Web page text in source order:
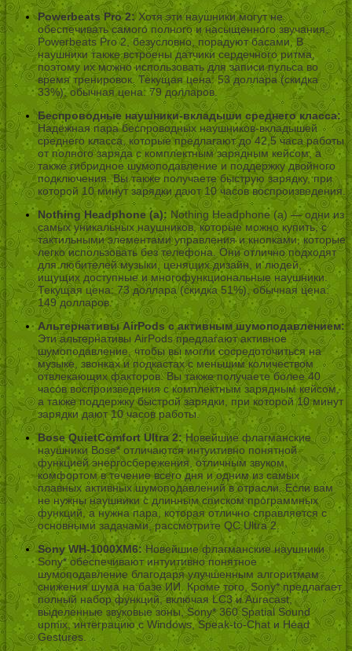
Powerbeats Pro 2: Хотя эти наушники могут не
обеспечивать самого полного и насыщенного звучания,
Powerbeats Pro 2, безусловно, порадуют басами. В
наушники также встроены датчики сердечного ритма,
поэтому их можно использовать для записи пульса во
время тренировок. Текущая цена: 53 доллара (скидка
33%), обычная цена: 79 долларов.
Беспроводные наушники-вкладыши среднего класса:
Надёжная пара беспроводных наушников-вкладышей
среднего класса, которые предлагают до 42,5 часа работы
от полного заряда с комплектным зарядным кейсом, а
также гибридное шумоподавление и поддержку двойного
подключения. Вы также получаете быструю зарядку, при
которой 10 минут зарядки дают 10 часов воспроизведения.
Nothing Headphone (a): Nothing Headphone (a) — одни из
самых уникальных наушников, которые можно купить, с
тактильными элементами управления и кнопками, которые
легко использовать без телефона. Они отлично подходят
для любителей музыки, ценящих дизайн, и людей,
ищущих доступные и многофункциональные наушники.
Текущая цена: 73 доллара (скидка 51%), обычная цена:
149 долларов.
Альтернативы AirPods с активным шумоподавлением:
Эти альтернативы AirPods предлагают активное
шумоподавление, чтобы вы могли сосредоточиться на
музыке, звонках и подкастах с меньшим количеством
отвлекающих факторов. Вы также получаете более 40
часов воспроизведения с комплектным зарядным кейсом,
а также поддержку быстрой зарядки, при которой 10 минут
зарядки дают 10 часов работы.
Bose QuietComfort Ultra 2:Новейшие флагманские
наушники Bose* отличаются интуитивно понятной
функцией энергосбережения, отличным звуком,
комфортом в течение всего дня и одним из самых
плавных активных шумоподавлений в отрасли. Если вам
не нужны наушники с длинным списком программных
функций, а нужна пара, которая отлично справляется с
основными задачами, рассмотрите QC Ultra 2.
Sony WH-1000XM6:Новейшие флагманские наушники
Sony* обеспечивают интуитивно понятное
шумоподавление благодаря улучшенным алгоритмам
снижения шума на базе ИИ. Кроме того, Sony* предлагает
полный набор функций, включая LC3 и Auracast,
выделенные звуковые зоны, Sony* 360 Spatial Sound
upmix, интеграцию с Windows, Speak-to-Chat и Head
Gestures.